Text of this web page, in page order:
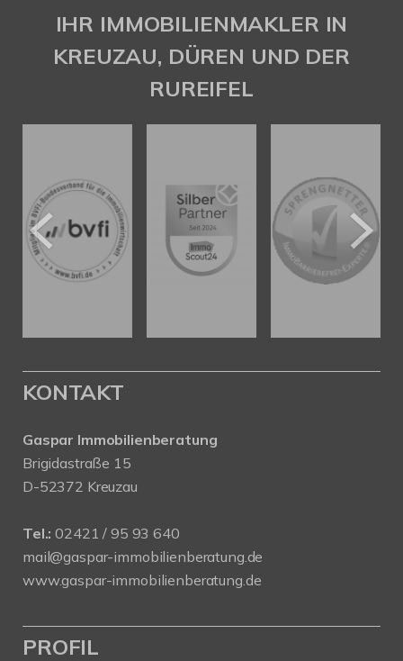
Gaspar Immobilienberatung
IHR IMMOBILIENMAKLER IN
KREUZAU, DÜREN UND DER
RUREIFEL
KONTAKT
Gaspar Immobilienberatung
Brigidastraße 15
D-52372 Kreuzau
Tel.: 02421 / 95 93 640
mail@gaspar-immobilienberatung.de
www.gaspar-immobilienberatung.de
PROFIL